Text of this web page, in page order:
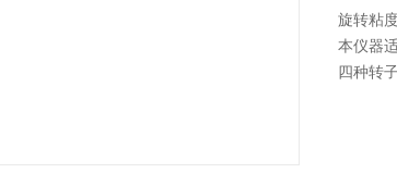
旋转粘
本仪器
四种转